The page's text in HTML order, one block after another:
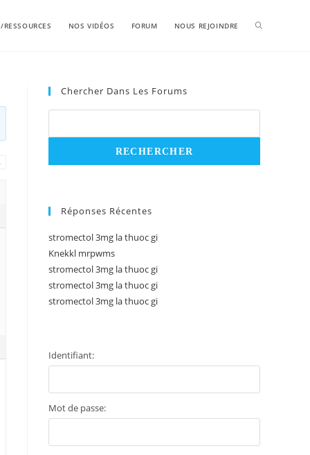
RESSOURCES NOS VIDÉOS FORUM NOUS REJOINDRE
Chercher Dans Les Forums
Réponses Récentes
stromectol 3mg la thuoc gi
Knekkl mrpwms
stromectol 3mg la thuoc gi
stromectol 3mg la thuoc gi
stromectol 3mg la thuoc gi
Identifiant:
Mot de passe: